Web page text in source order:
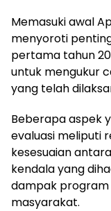
Memasuki awal
menyoroti
pertama tahun
untuk mengukur
yang telah
Beberapa aspek
evaluasi meliputi
kesesuaian
kendala yang
dampak
masyarakat.